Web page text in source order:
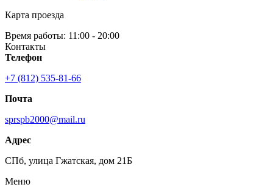
Карта проезда
Время работы: 11:00 - 20:00
Контакты
Телефон
+7 (812) 535-81-66
Почта
sprspb2000@mail.ru
Адрес
СПб, улица Гжатская, дом 21Б
Меню